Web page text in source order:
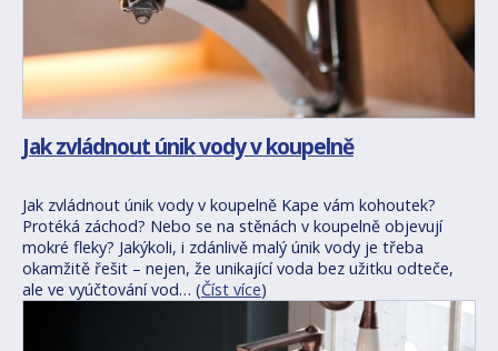
Jak zvládnout únik vody v koupelně
Jak zvládnout únik vody v koupelně Kape vám kohoutek?
Protéká záchod? Nebo se na stěnách v koupelně objevují
mokré fleky? Jakýkoli, i zdánlivě malý únik vody je třeba
okamžitě řešit – nejen, že unikající voda bez užitku odteče,
ale ve vyúčtování vod… (Číst více)